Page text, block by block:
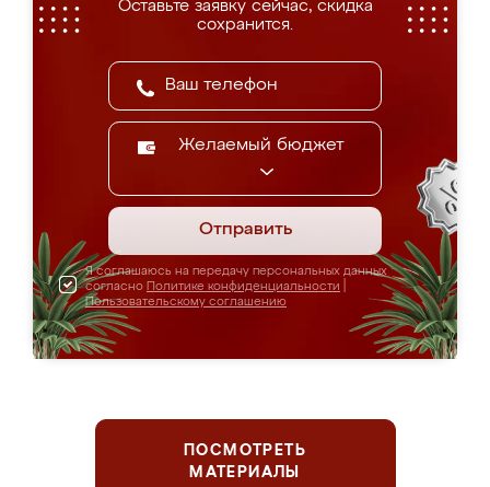
Оставьте заявку сейчас, скидка
сохранится.
Желаемый бюджет
Отправить
Я соглашаюсь на передачу персональных данных
согласно Политике конфиденциальности
Пользовательскому соглашению
ПОСМОТРЕТЬ
МАТЕРИАЛЫ